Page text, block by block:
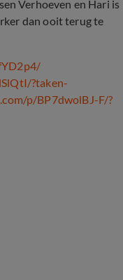
Verhoeven en Hari is
dan ooit terug te
?taken-
p/BP7dwolBJ-F/?